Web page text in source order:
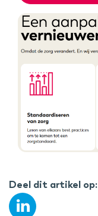
Deel dit artikel op: